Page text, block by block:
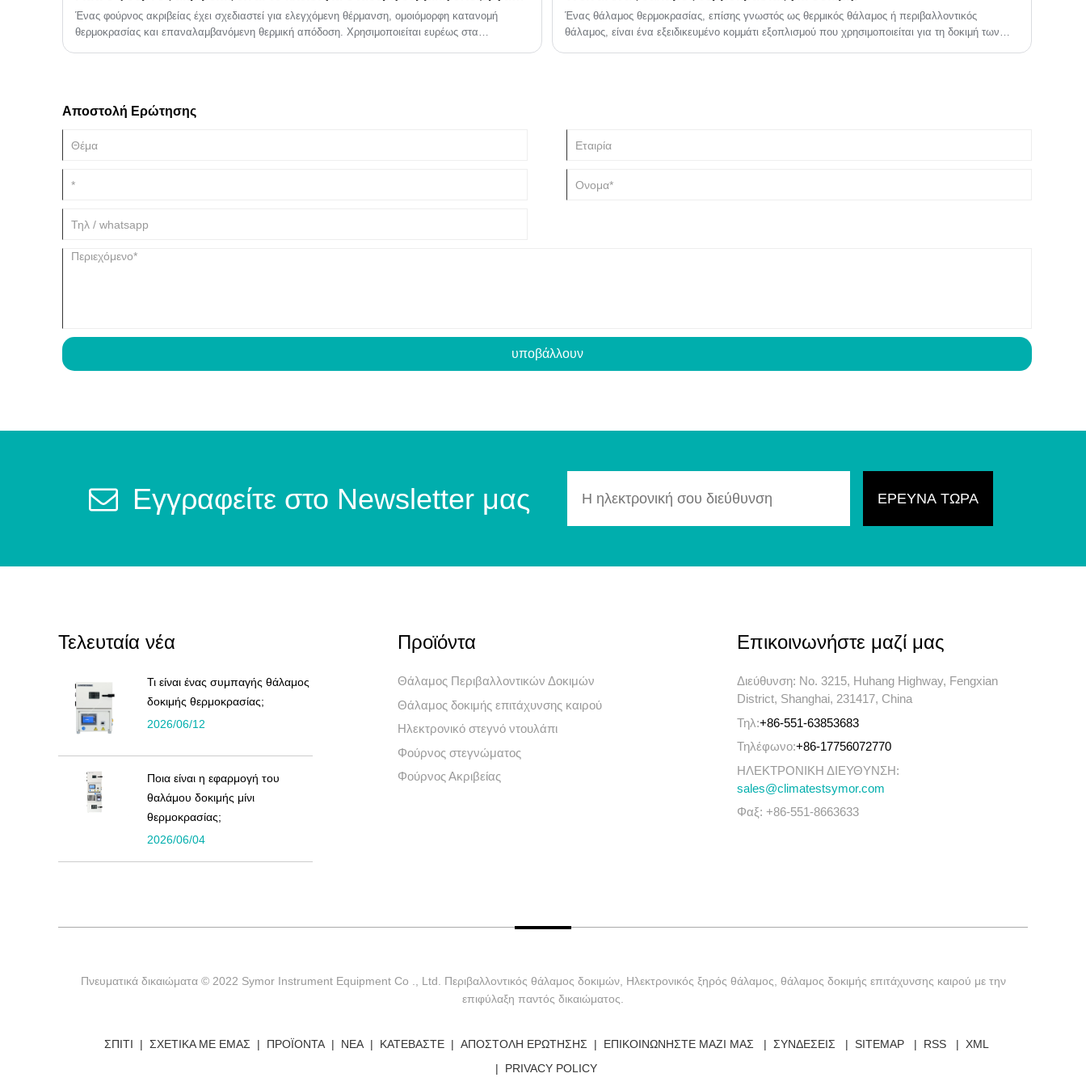
δεδομένων. Αυτός ο οδηγός παρέχει μια ολοκληρωμένη και λεπτομερή ανάλυση των
προδιαγραφών, των λειτουργικών χαρακτηριστικών και των οδηγιών αγοράς για σύγχρονους
θαλάμους δοκιμής θερμοκρασίας πάγκου.
με τον οποίο τα προϊόντα τους αντισταθούν στο περιβαλλοντικό στρες.
Ένας φούρνος ακριβείας έχει σχεδιαστεί για ελεγχόμενη θέρμανση, ομοιόμορφη κατανομή
θερμοκρασίας και επαναλαμβανόμενη θερμική απόδοση. Χρησιμοποιείται ευρέως στα
Ένας θάλαμος θερμοκρασίας, επίσης γνωστός ως θερμικός θάλαμος ή περιβαλλοντικός
θάλαμος, είναι ένα εξειδικευμένο κομμάτι εξοπλισμού που χρησιμοποιείται για τη δοκιμή των
Αποστολή Ερώτησης
υποβάλλουν
Εγγραφείτε στο Newsletter μας
Τελευταία νέα
Τι είναι ένας συμπαγής θάλαμος
δοκιμής θερμοκρασίας;
2026/06/12
Ποια είναι η εφαρμογή του
θαλάμου δοκιμής μίνι
θερμοκρασίας;
2026/06/04
Προϊόντα
Θάλαμος Περιβαλλοντικών Δοκιμών
Θάλαμος δοκιμής επιτάχυνσης καιρού
Ηλεκτρονικό στεγνό ντουλάπι
Φούρνος στεγνώματος
Φούρνος Ακριβείας
Επικοινωνήστε μαζί μας
Διεύθυνση: No. 3215, Huhang Highway, Fengxian
District, Shanghai, 231417, China
Τηλ:+86-551-63853683
Τηλέφωνο:+86-17756072770
ΗΛΕΚΤΡΟΝΙΚΗ ΔΙΕΥΘΥΝΣΗ:
sales@climatestsymor.com
Φαξ: +86-551-8663633
Πνευματικά δικαιώματα © 2022 Symor Instrument Equipment Co ., Ltd. Περιβαλλοντικός θάλαμος δοκιμών, Ηλεκτρονικός ξηρός θάλαμος, θάλαμος δοκιμής επιτάχυνσης καιρού με την
επιφύλαξη παντός δικαιώματος.
ΣΠΊΤΙ ΣΧΕΤΙΚΆ ΜΕ ΕΜΆΣ ΠΡΟΪΌΝΤΑ ΝΈΑ ΚΑΤΕΒΆΣΤΕ ΑΠΟΣΤΟΛΉ ΕΡΏΤΗΣΗΣ ΕΠΙΚΟΙΝΩΝΉΣΤΕ ΜΑΖΊ ΜΑΣ ΣΥΝΔΈΣΕΙΣ SITEMAP RSS
XML
PRIVACY POLICY